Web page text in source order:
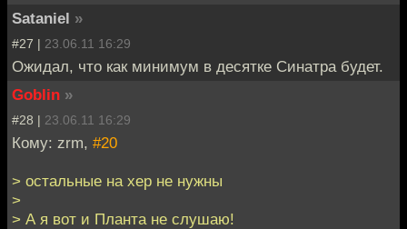
Sataniel »
#27 | 23.06.11 16:29
Ожидал, что как минимум в десятке Синатра будет.
Goblin »
#28 | 23.06.11 16:29
Кому: zrm, #20
> остальные на хер не нужны
>
> А я вот и Планта не слушаю!